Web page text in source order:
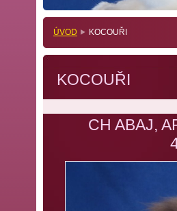
ÚVOD KOCOUŘI
KOCOUŘI
CH ABAJ,